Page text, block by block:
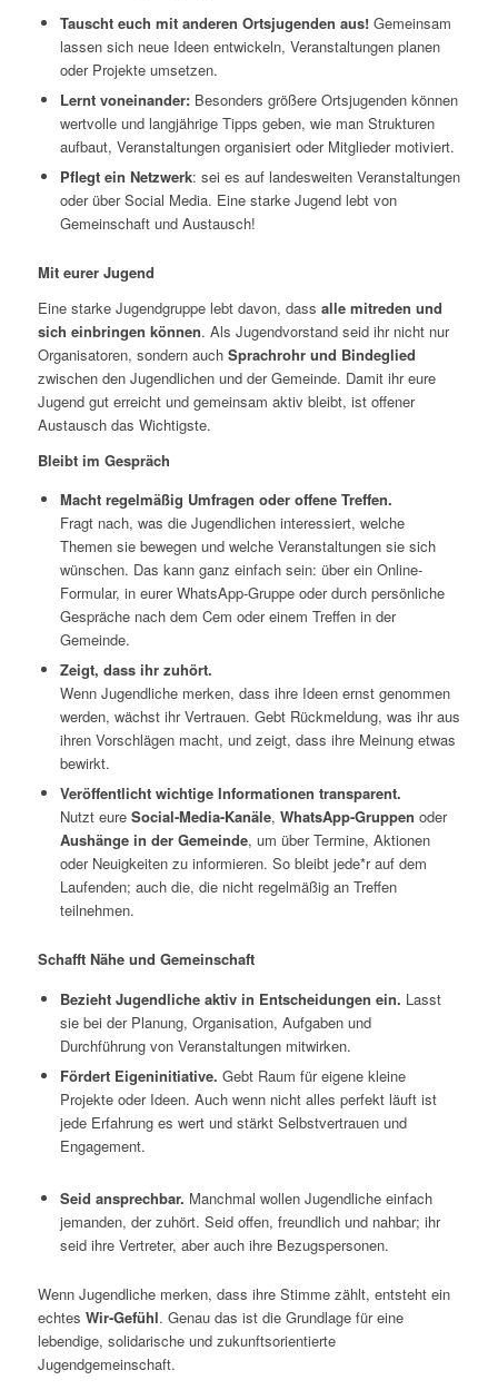
Tauscht euch mit anderen Ortsjugenden aus!Gemeinsam
lassen sich neue Ideen entwickeln, Veranstaltungen planen
oder Projekte umsetzen.
Lernt voneinander:Besonders größere Ortsjugenden können
wertvolle und langjährige Tipps geben, wie man Strukturen
aufbaut, Veranstaltungen organisiert oder Mitglieder motiviert.
Pflegt ein Netzwerk: sei es auf landesweiten Veranstaltungen
oder über Social Media. Eine starke Jugend lebt von
Gemeinschaft und Austausch!
Mit eurer Jugend
Eine starke Jugendgruppe lebt davon, dass alle mitreden und
sich einbringen können. Als Jugendvorstand seid ihr nicht nur
Organisatoren, sondern auch Sprachrohr und Bindeglied
zwischen den Jugendlichen und der Gemeinde. Damit ihr eure
Jugend gut erreicht und gemeinsam aktiv bleibt, ist offener
Austausch das Wichtigste.
Bleibt im Gespräch
Macht regelmäßig Umfragen oder offene Treffen.
Fragt nach, was die Jugendlichen interessiert, welche
Themen sie bewegen und welche Veranstaltungen sie sich
wünschen. Das kann ganz einfach sein: über ein Online-
Formular, in eurer WhatsApp-Gruppe oder durch persönliche
Gespräche nach dem Cem oder einem Treffen in der
Gemeinde.
Zeigt, dass ihr zuhört.
Wenn Jugendliche merken, dass ihre Ideen ernst genommen
werden, wächst ihr Vertrauen. Gebt Rückmeldung, was ihr aus
ihren Vorschlägen macht, und zeigt, dass ihre Meinung etwas
bewirkt.
Veröffentlicht wichtige Informationen transparent.
Nutzt eure Social-Media-Kanäle, WhatsApp-Gruppen oder
Aushänge in der Gemeinde, um über Termine, Aktionen
oder Neuigkeiten zu informieren. So bleibt jede*r auf dem
Laufenden; auch die, die nicht regelmäßig an Treffen
teilnehmen.
Schafft Nähe und Gemeinschaft
Bezieht Jugendliche aktiv in Entscheidungen ein. Lasst
sie bei der Planung, Organisation, Aufgaben und
Durchführung von Veranstaltungen mitwirken.
Fördert Eigeninitiative. Gebt Raum für eigene kleine
Projekte oder Ideen. Auch wenn nicht alles perfekt läuft ist
jede Erfahrung es wert und stärkt Selbstvertrauen und
Engagement.
Seid ansprechbar. Manchmal wollen Jugendliche einfach
jemanden, der zuhört. Seid offen, freundlich und nahbar; ihr
seid ihre Vertreter, aber auch ihre Bezugspersonen.
Wenn Jugendliche merken, dass ihre Stimme zählt, entsteht ein
echtes Wir-Gefühl. Genau das ist die Grundlage für eine
lebendige, solidarische und zukunftsorientierte
Jugendgemeinschaft.